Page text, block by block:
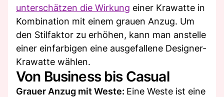
unterschätzen die Wirkung einer Krawatte in
Kombination mit einem grauen Anzug. Um
den Stilfaktor zu erhöhen, kann man anstelle
einer einfarbigen eine ausgefallene Designer-
Krawatte wählen.
Von Business bis Casual
Grauer Anzug mit Weste: Eine Weste ist eine